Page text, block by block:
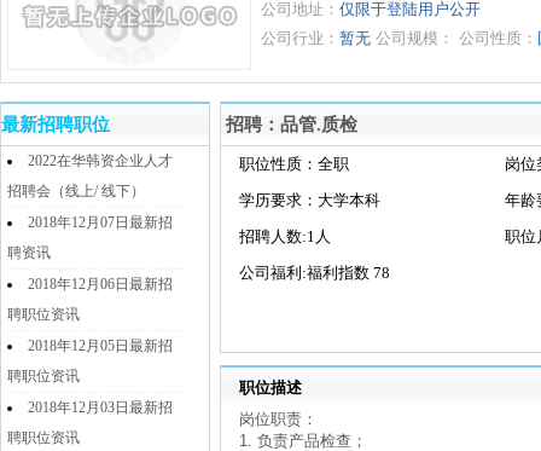
公司地址： 仅限于登陆用户公开
公司行业： 暂无 公司规模： 公司性质：
最新招聘职位
2022在华韩资企业人才
招聘会（线上/ 线下）
2018年12月07日最新招
聘资讯
2018年12月06日最新招
聘职位资讯
2018年12月05日最新招
聘职位资讯
2018年12月03日最新招
聘职位资讯
招聘：品管.质检
职位性质：全职
岗位
学历要求：大学本科
年龄
招聘人数:1人
职位
公司福利:福利指数 78
职位描述
岗位职责：
1. 负责产品检查；